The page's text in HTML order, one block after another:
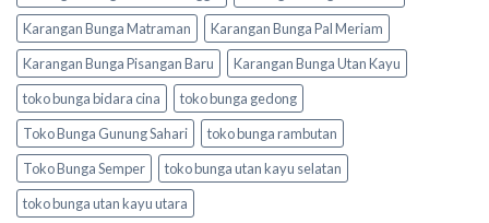
Karangan Bunga Matraman
Karangan Bunga Pal Meriam
Karangan Bunga Pisangan Baru
Karangan Bunga Utan Kayu
toko bunga bidara cina
toko bunga gedong
Toko Bunga Gunung Sahari
toko bunga rambutan
Toko Bunga Semper
toko bunga utan kayu selatan
toko bunga utan kayu utara